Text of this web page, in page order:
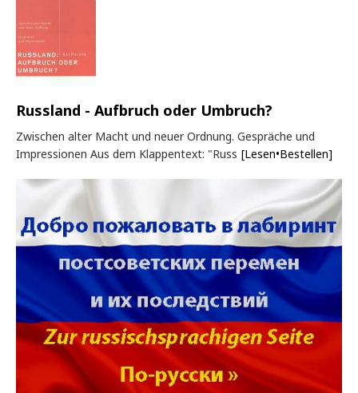
Russland - Aufbruch oder Umbruch?
Zwischen alter Macht und neuer Ordnung. Gespräche und
Impressionen Aus dem Klappentext: "Russ [Lesen•Bestellen]